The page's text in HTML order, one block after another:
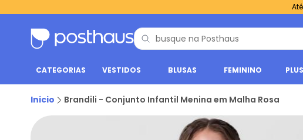
CATEGORIAS VESTIDOS BLUSAS FEMININO
Inicio Brandili - Conjunto Infantil Menina em Malha Rosa